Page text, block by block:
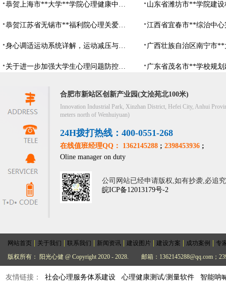
恭贺上海市**大学**学院心理健康中心建设项目由阳光心健代理商中标
恭贺江苏省无锡市**福利院心理关爱中心建设项目由阳光心健代理商中标
身心调适运动系统详解，运动减压与心理调适全指南
关于进一步加强大学生心理问题防控，防控大学生心理危机
合肥市新站区创新产业园(文浍苑北100米)
Innovation Industrial Park, Xinzhan District, Hefei City, Anhui
meters north of Wenhuiyuan)
24H拨打热线：400-0551-268
在线值班经理QQ： 1362145288 ; 2398453936 ;
Oline manager on duty
公司网站已经申请版权,如有抄袭,必追
皖ICP备12013179号-2
网站首页 关于我们 联系我们 新闻资讯 建设图片 建设方案 成功案例
专
版权所有： 阳光心健 @ Copyright 2020 - 2028.
邮箱：1362145288@qq.com；
友情链接： 社会心理服务体系建设 心理健康测试/测量软件 智能呐